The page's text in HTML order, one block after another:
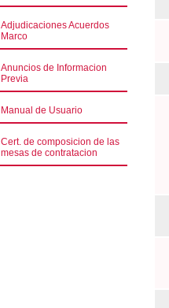
Adjudicaciones Acuerdos
Marco
Anuncios de Informacion
Previa
Manual de Usuario
Cert. de composicion de las
mesas de contratacion